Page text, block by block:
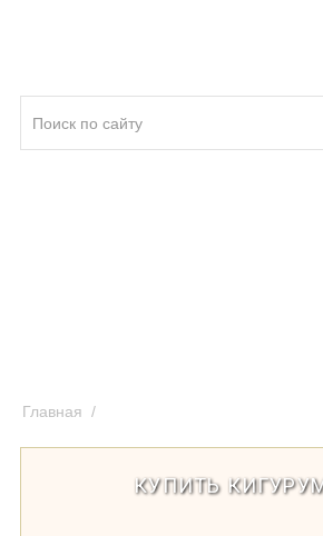
Главная /
КУПИТЬ